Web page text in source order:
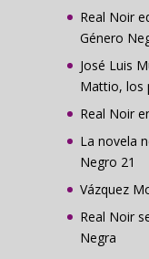
Real Noir
Género
José Luis
Mattio, los
Real Noir
La novela
Negro 21
Vázquez
Real Noir
Negra